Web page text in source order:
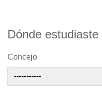
Dónde estudiaste
Concejo
-----------